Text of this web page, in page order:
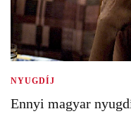
NYUGDÍJ
Ennyi magyar